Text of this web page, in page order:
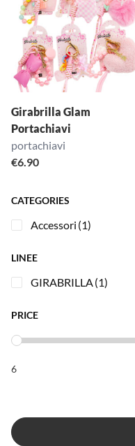
Girabrilla Glam
Portachiavi
portachiavi
€6.90
CATEGORIES
Accessori (1)
LINEE
GIRABRILLA(1)
PRICE